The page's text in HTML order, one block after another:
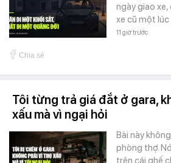
ngày giao
xe cũ một lúc
11 giờ trước
Chia sẻ
Tôi từng trả giá đắt ở gara,
xấu mà vì ngại hỏi
Bài này
phòng thợ.
trên cái ghế